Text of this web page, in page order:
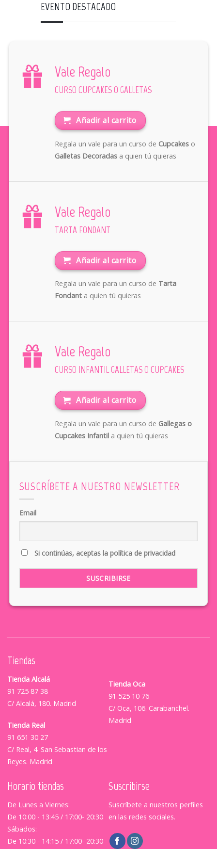
EVENTO DESTACADO
Vale Regalo
CURSO CUPCAKES O GALLETAS
Añadir al carrito
Regala un vale para un curso de Cupcakeso
Galletas Decoradasa quien tú quieras
Vale Regalo
TARTA FONDANT
Añadir al carrito
Regala un vale para un curso de Tarta
Fondanta quien tú quieras
Vale Regalo
CURSO INFANTIL GALLETAS O CUPCAKES
Añadir al carrito
Regala un vale para un curso de Gallegas o
Cupcakes Infantila quien tú quieras
SUSCRÍBETE A NUESTRO NEWSLETTER
Email
Si continúas, aceptas la política de privacidad
Tiendas
Tienda Alcalá
91 725 87 38
C/ Alcalá, 180. Madrid
Tienda Real
91 651 30 27
C/ Real, 4. San Sebastian de los
Reyes. Madrid
Tienda Oca
91 525 10 76
C/ Oca, 106. Carabanchel.
Madrid
Horario tiendas
De Lunes a Viernes:
De 10:00 - 13:45 / 17:00- 20:30
Sábados:
De 10:30 - 14:15 / 17:00- 20:30
Suscribirse
Suscríbete a nuestros perfiles
en las redes sociales.